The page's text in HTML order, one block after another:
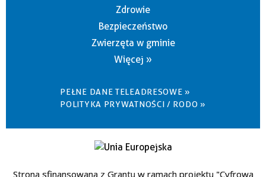
Zdrowie
Bezpieczeństwo
Zwierzęta w gminie
Więcej »
PEŁNE DANE TELEADRESOWE »
POLITYKA PRYWATNOŚCI / RODO »
Strona sfinansowana z Grantu w ramach projektu "Cyfrowa